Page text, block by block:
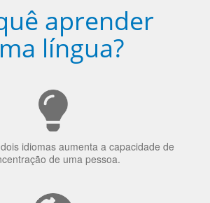
aprender
língua?
idiomas aumenta a capacidade de
de uma pessoa.